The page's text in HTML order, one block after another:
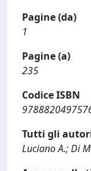
Pagine (da)
1
Pagine (a)
235
Codice ISBN
Tutti gli
Luciano A.; Di